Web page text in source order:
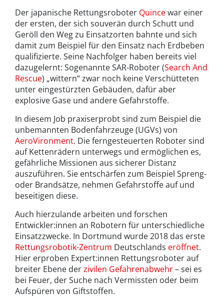
Der japanische Rettungsroboter Quincewar einer
der ersten, der sich souverän durch Schutt und
Geröll den Weg zu Einsatzorten bahnte und sich
damit zum Beispiel für den Einsatz nach Erdbeben
qualifizierte. Seine Nachfolger haben bereits viel
dazugelernt: Sogenannte SAR-Roboter (Search And
Rescue) „wittern“ zwar noch keine Verschütteten
unter eingestürzten Gebäuden, dafür aber
explosive Gase und andere Gefahrstoffe.
In diesem Job praxiserprobt sind zum Beispiel die
unbemannten Bodenfahrzeuge (UGVs) von
AeroVironment. Die ferngesteuerten Roboter sind
auf Kettenrädern unterwegs und ermöglichen es,
gefährliche Missionen aus sicherer Distanz
auszuführen. Sie entschärfen zum Beispiel Spreng-
oder Brandsätze, nehmen Gefahrstoffe auf und
beseitigen diese.
Auch hierzulande arbeiten und forschen
Entwickler:innen an Robotern für unterschiedliche
Einsatzzwecke. In Dortmund wurde 2018 das erste
Rettungsrobotik-Zentrum Deutschlands eröffnet.
Hier erproben Expert:innen Rettungsroboter auf
breiter Ebene derzivilen Gefahrenabwehr– sei es
bei Feuer, der Suche nach Vermissten oder beim
Aufspüren von Giftstoffen.